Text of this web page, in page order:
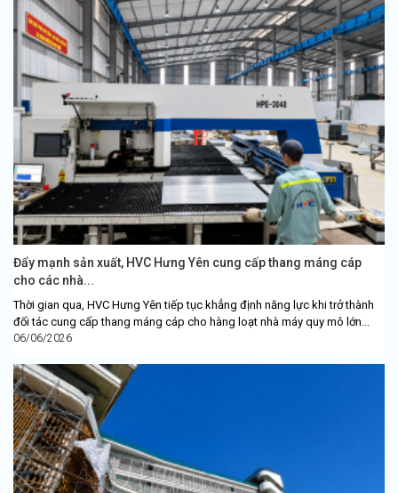
Đẩy mạnh sản xuất, HVC Hưng Yên cung cấp thang máng cáp
cho các nhà...
Thời gian qua, HVC Hưng Yên tiếp tục khẳng định năng lực khi trở thành
đối tác cung cấp thang máng cáp cho hàng loạt nhà máy quy mô lớn...
06/06/2026